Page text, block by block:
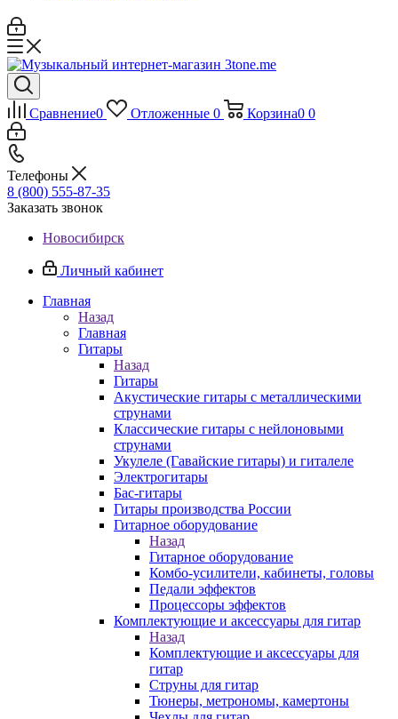
Сравнение0 Отложенные 0 Корзина0 0
Телефоны
8 (800) 555-87-35
Заказать звонок
Новосибирск
Личный кабинет
Главная
Назад
Главная
Гитары
Назад
Гитары
Акустические гитары с металлическими
струнами
Классические гитары с нейлоновыми
струнами
Укулеле (Гавайские гитары) и гиталеле
Электрогитары
Бас-гитары
Гитары производства России
Гитарное оборудование
Назад
Гитарное оборудование
Комбо-усилители, кабинеты, головы
Педали эффектов
Процессоры эффектов
Комплектующие и аксессуары для гитар
Назад
Комплектующие и аксессуары для
гитар
Струны для гитар
Тюнеры, метрономы, камертоны